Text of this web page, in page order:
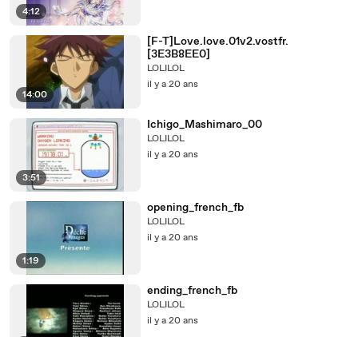
4:12
14:00
[F-T]Love.love.01v2.vostfr.
[3E3B8EE0]
LOLILOL
il y a 20 ans
3:51
Ichigo_Mashimaro_00
LOLILOL
il y a 20 ans
1:19
opening_french_fb
LOLILOL
il y a 20 ans
ending_french_fb
LOLILOL
il y a 20 ans